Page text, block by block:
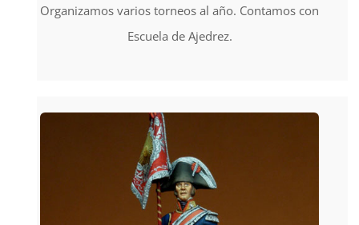
Organizamos varios torneos al año. Contamos con
Escuela de Ajedrez.